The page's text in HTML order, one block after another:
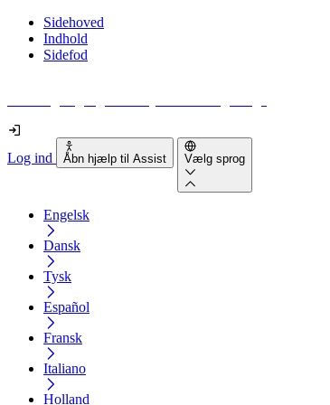
Sidehoved
Indhold
Sidefod
Log ind Åbn hjælp til Assist Vælg sprog
Engelsk
Dansk
Tysk
Español
Fransk
Italiano
Holland